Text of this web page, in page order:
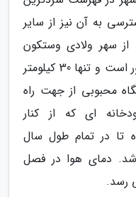
به آن نیز از سایر
سهر ولادی وستکون
دومین شهر عظیم در خاور دور کشور است و تنها 30 کیلومتر
محبوبی از جهت راه
ای که از کنار
تا در تمام طول سال
دمای هوا در فصل